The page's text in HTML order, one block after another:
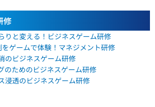
修
りと変える！ビジネスゲーム研修
ゲームで体験！マネジメント研修​
のビジネスゲーム研修​
のためのビジネスゲーム研修
浸透のビジネスゲーム研修